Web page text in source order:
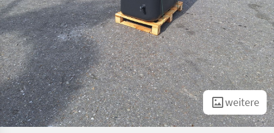
weitere